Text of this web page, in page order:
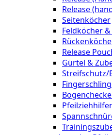
Release
Seitenköcher
Feldköcher
Release
Gürtel &
Streifschutz/